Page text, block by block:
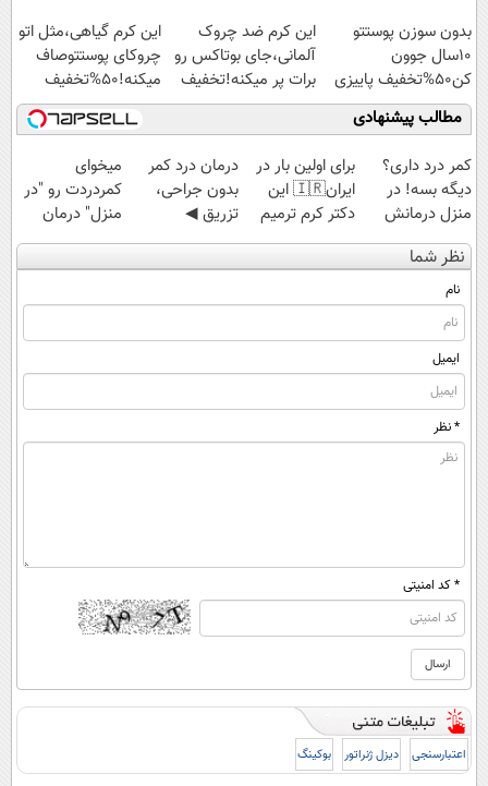
بدون سوزن پوستتو
10سال جوون
کن50%تخفیف پاییزی
این کرم ضد چروک
آلمانی،جای بوتاکس رو
برات پر میکنه!تخفیف
تا امشب
این کرم گیاهی،مثل اتو
چروکای پوستتوصاف
میکنه!50%تخفیف
مطالب پیشنهادی
کمر درد داری؟
دیگه بسه! در
منزل درمانش
کن
(◀پرسش‌نامه)
برای اولین بار در
ایران🇮🇷 این
دکتر کرم ترمیم
کننده 23 روزه
ساخت!
درمان درد کمر
بدون جراحی،
تزریق ◀
پرسش‌نامه رو پر
کن ▶
میخوای
کمردردت رو "در
منزل" درمان
کنی؟ (◂فیلم +
◂پرسش‌نامه)
نظر شما
نام
ایمیل
* نظر
* کد امنیتی
اعتبارسنجی دیزل ژنراتور بوکینگ